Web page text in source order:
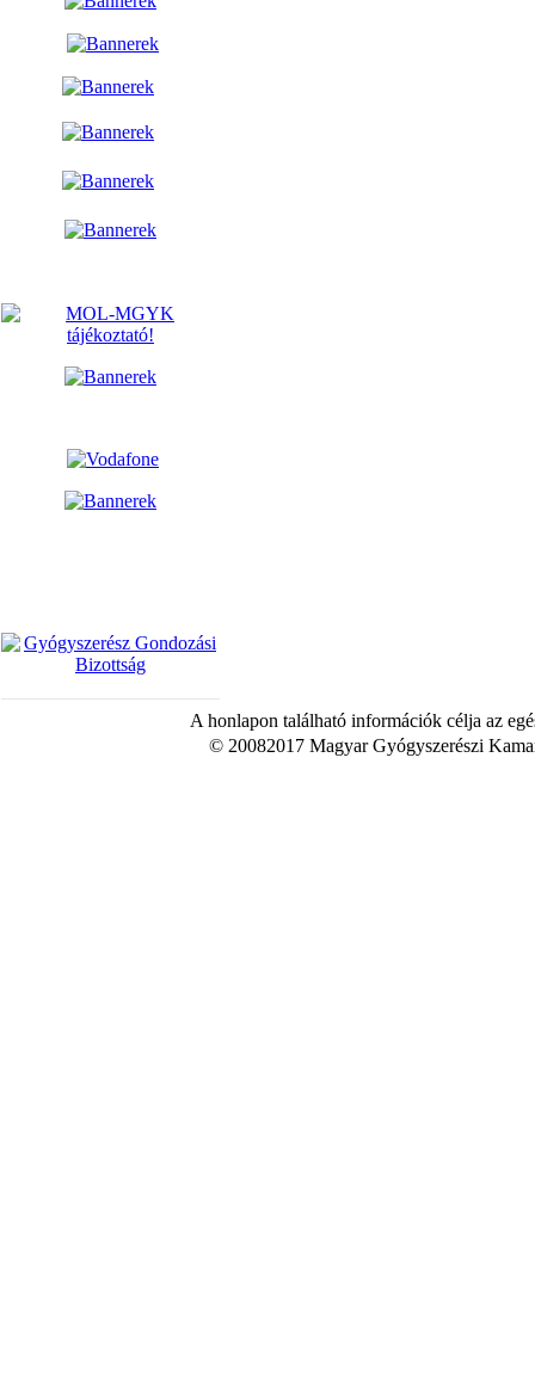
A honlapon található információk célja az
© 20082017 Magyar Gyógyszerészi